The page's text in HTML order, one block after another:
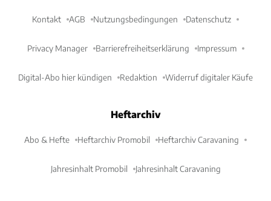
Kontakt AGB Nutzungsbedingungen Datenschutz
Privacy Manager Barrierefreiheitserklärung Impressum
Digital-Abo hier kündigen Redaktion Widerruf digitaler Käufe
Heftarchiv
Abo & Hefte Heftarchiv Promobil Heftarchiv Caravaning
Jahresinhalt Promobil Jahresinhalt Caravaning